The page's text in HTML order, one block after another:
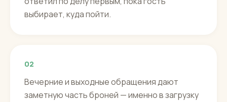
выбирает, куда пойти.
02
Вечерние и выходные обращения дают
заметную часть броней — именно в загрузку